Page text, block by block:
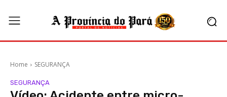
Home SEGURANÇA
SEGURANÇA